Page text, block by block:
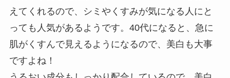
白効果がある化粧品です。メラニンの生成をおさ
えてくれるので、シミやくすみが気になる人にと
っても人気があるようです。40代になると、急に
肌がくすんで見えるようになるので、美白も大事
ですよね！